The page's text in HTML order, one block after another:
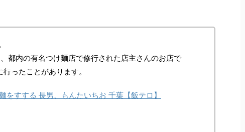
都内の有名つけ麺店で修行された店主さんのお店で
ったことがあります。
をすする 長男、もんたいちお 千葉【飯テロ】